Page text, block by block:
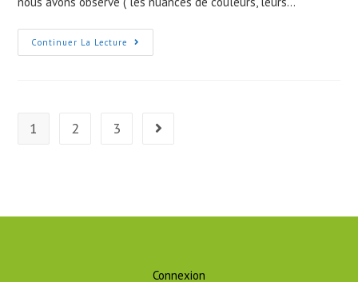
Continuer La Lecture Ecole
De
1 2 3 Go to the next page
Connexion